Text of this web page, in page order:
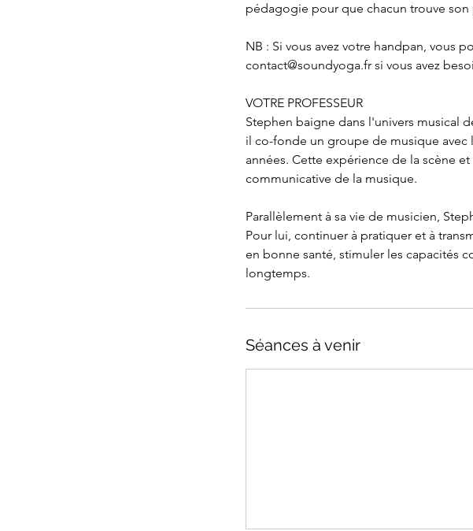
pédagogie pour que chacun trouve
NB : Si vous avez votre handpan, vous
contact@soundyoga.fr si vous avez
VOTRE PROFESSEUR
Stephen baigne dans l'univers musical
il co-fonde un groupe de musique
années. Cette expérience de la scène
communicative de la musique.
Parallèlement à sa vie de musicien,
Pour lui, continuer à pratiquer et à
en bonne santé, stimuler les capacités
longtemps.
Séances à venir